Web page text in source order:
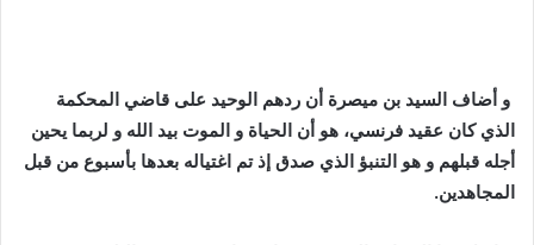
و أضاف السيد بن ميصرة أن ردهم الوحيد على قاضي المحكمة
الذي كان عقيد فرنسي، هو أن الحياة و الموت بيد الله و لربما يحين
أجله قبلهم و هو التنبؤ الذي صدق إذ تم اغتياله بعدها بأسبوع من قبل
المجاهدين.